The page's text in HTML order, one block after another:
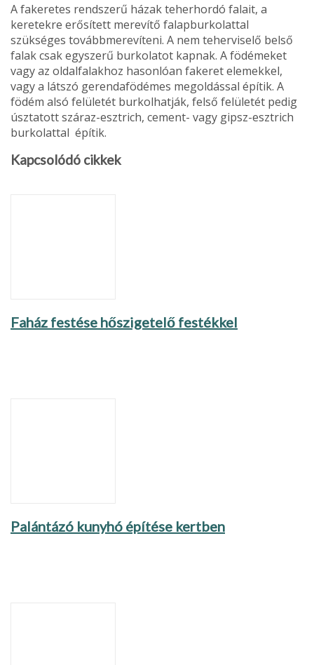
A fakeretes rendszerű házak teherhordó falait, a
keretekre erősített merevítő falapburko­lattal
szükséges továbbmere­víteni. A nem teherviselő bel­ső
falak csak egyszerű burko­latot kapnak. A födémeket
vagy az oldalfalakhoz hason­lóan fakeret elemekkel,
vagy a látszó gerendafödémes meg­oldással építik. A
födém alsó felületét burkolhatják, felső fe­lületét pedig
úsztatott száraz-esztrich, cement- vagy gipsz-esztrich
burkolattal építik.
Kapcsolódó cikkek
Faház festése hőszigetelő festékkel
Palántázó kunyhó építése kertben